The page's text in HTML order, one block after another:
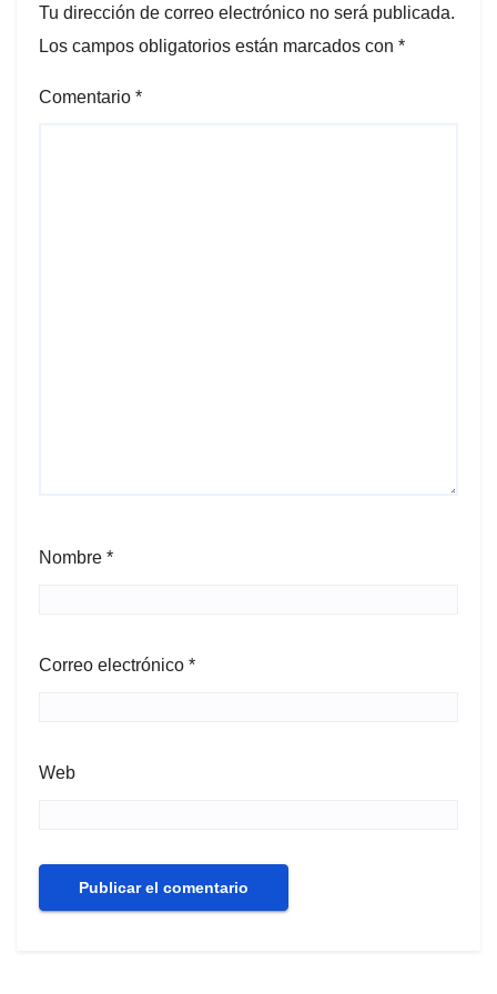
Tu dirección de correo electrónico no será publicada.
Los campos obligatorios están marcados con *
Comentario *
Nombre *
Correo electrónico *
Web